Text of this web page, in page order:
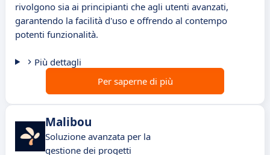
rivolgono sia ai principianti che agli utenti avanzati,
garantendo la facilità d'uso e offrendo al contempo
potenti funzionalità.
Più dettagli
Per saperne di più
Malibou
Soluzione avanzata per la
gestione dei progetti